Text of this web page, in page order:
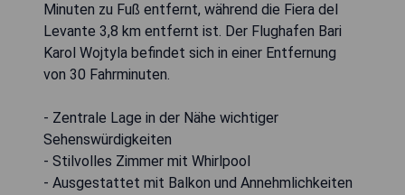
Minuten zu Fuß entfernt, während die Fiera del
Levante 3,8 km entfernt ist. Der Flughafen Bari
Karol Wojtyla befindet sich in einer Entfernung
von 30 Fahrminuten.
- Zentrale Lage in der Nähe wichtiger
Sehenswürdigkeiten
- Stilvolles Zimmer mit Whirlpool
- Ausgestattet mit Balkon und Annehmlichkeiten